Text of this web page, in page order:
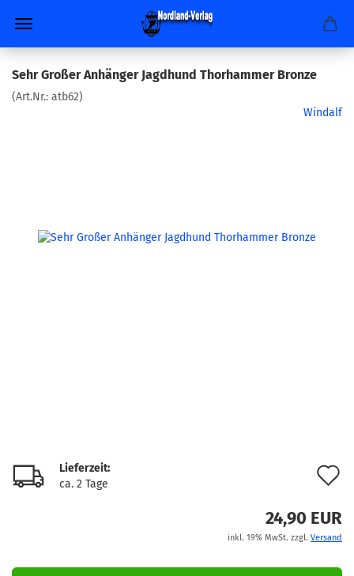
Sehr Großer Anhänger Jagdhund Thorhammer Bronze
(Art.Nr.: atb62)
Windalf
Lieferzeit:
ca. 2 Tage
24,90 EUR
inkl. 19% MwSt. zzgl. Versand